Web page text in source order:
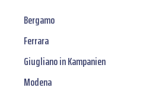
Bergamo
Ferrara
Giugliano in Kampanien
Modena